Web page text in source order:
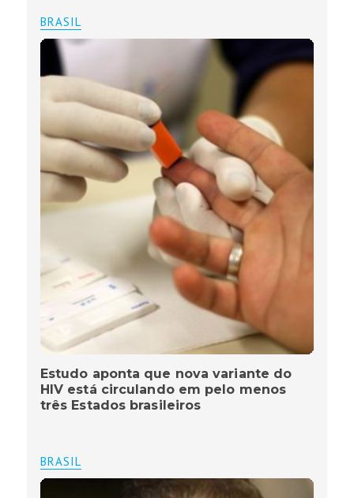
BRASIL
Estudo aponta que nova variante do
HIV está circulando em pelo menos
três Estados brasileiros
BRASIL